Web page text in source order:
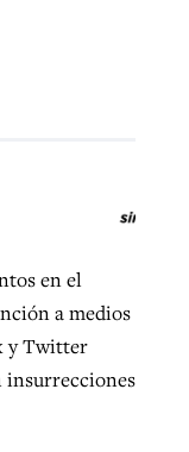
en el
a medios
y Twitter
insurrecciones
to Peel
scam